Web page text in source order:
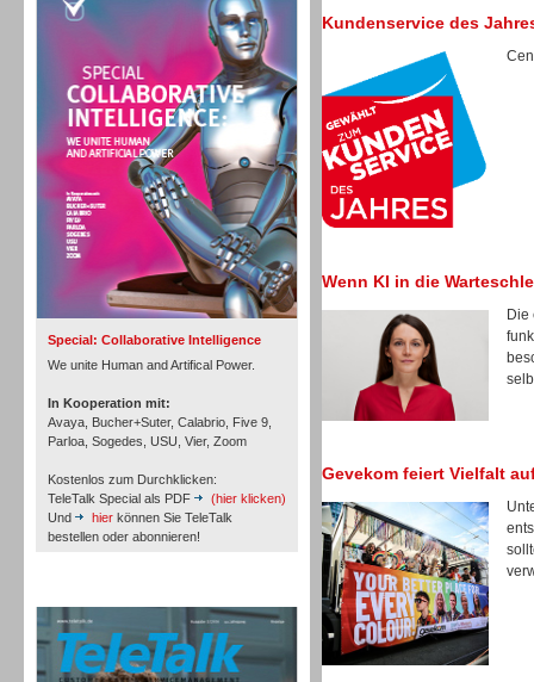
Special: Collaborative Intelligence
We unite Human and Artifical Power.
In Kooperation mit:
Avaya, Bucher+Suter, Calabrio, Five 9,
Parloa, Sogedes, USU, Vier, Zoom
Kostenlos zum Durchklicken:
TeleTalk Special als PDF
(hier klicken)
Und
hier können Sie TeleTalk
bestellen oder abonnieren!
Personal
Inbound
Kundenservice des
Wenn KI in die
Die
Gevekom feiert Vielfalt